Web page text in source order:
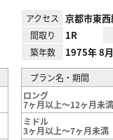
アクセス 京都市東
間取り 1R
築年数 1975年 8
プラン名・期間
ロング
7ヶ月以上～12ヶ月未満
ミドル
3ヶ月以上～7ヶ月未満